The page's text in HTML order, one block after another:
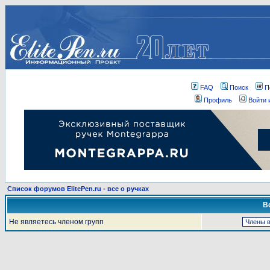
FAQ Поиск
Профиль
Войти
Список форумов ElitePen.ru - все о ручках
Не являетесь членом групп